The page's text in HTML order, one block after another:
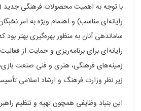
با توجه به اهمیت محصولات فرهنگی
رایانه‌ای مناسب) و اهتمام ویژه به امر
ساماندهی آنان به منظور بهره‌گیری بهتر بود
رایانه‌ای برای برنامه‌ریزی و حمایت از
زمینه‌های فرهنگی، هنری و فنی صنعت
زیر نظر وزارت فرهنگ و ارشاد اسلامی
این بنیاد وظایفی همچون تهیه و تنظیم